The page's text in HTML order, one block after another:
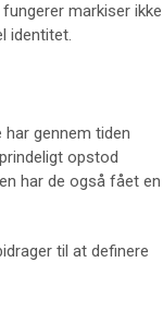
markiser ikke
identitet.
gennem tiden
opstod
har de også fået en
til at definere